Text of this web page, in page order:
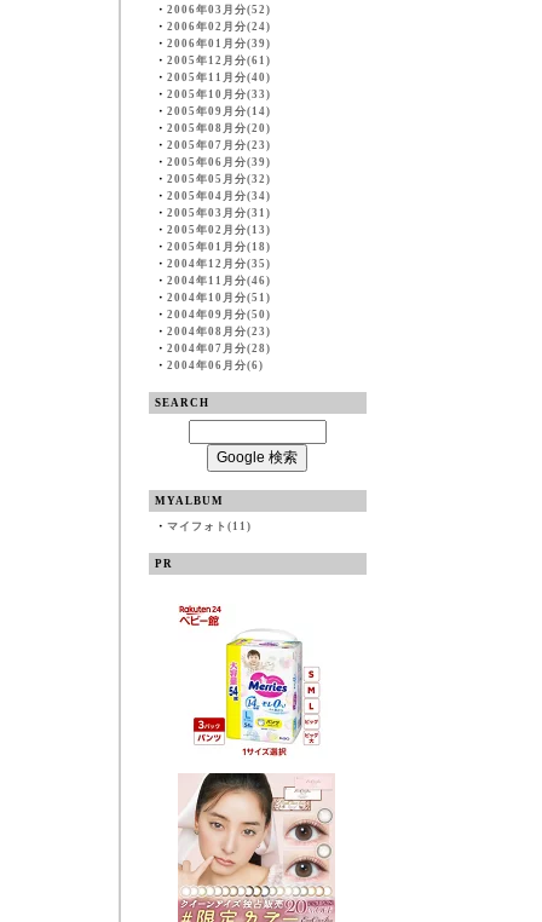
・ 2006年03月分(52)
・ 2006年02月分(24)
・ 2006年01月分(39)
・ 2005年12月分(61)
・ 2005年11月分(40)
・ 2005年10月分(33)
・ 2005年09月分(14)
・ 2005年08月分(20)
・ 2005年07月分(23)
・ 2005年06月分(39)
・ 2005年05月分(32)
・ 2005年04月分(34)
・ 2005年03月分(31)
・ 2005年02月分(13)
・ 2005年01月分(18)
・ 2004年12月分(35)
・ 2004年11月分(46)
・ 2004年10月分(51)
・ 2004年09月分(50)
・ 2004年08月分(23)
・ 2004年07月分(28)
・ 2004年06月分(6)
SEARCH
MYALBUM
・ マイフォト(11)
PR